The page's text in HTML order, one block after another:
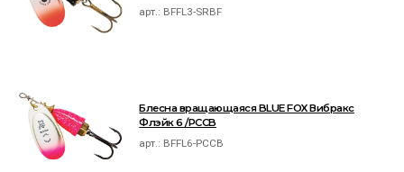
арт.: BFFL3-SRBF
Блесна вращающаяся BLUE FOX Вибракс
Флэйк 6 /PCCB
арт.: BFFL6-PCCB